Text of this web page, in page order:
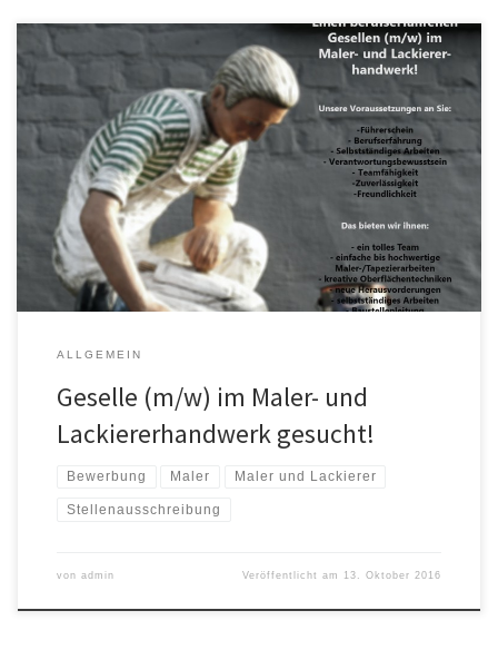
Wir suchen, ab sofort, einen berufserfahrenen Gesellen (m/w)
im Maler- und Lackiererhandwerk! Unsere Voraussetzungen an Sie
sind: Führerschein Berufserfahrung Selbstständiges Arbeiten
Verantwortungsbewusstsein Teamfähigkeit Zuverlässigkeit
Freundlichkeit Das bieten wir ihnen in unserem Betrieb: fachliches
Know-How seit 5 Generationen ein tolles Team Baustellenleitung
selbstständiges Arbeiten einfache bis hochwertige Maler/- […]
ALLGEMEIN
Geselle (m/w) im Maler- und
Lackiererhandwerk gesucht!
Bewerbung Maler Maler und Lackierer
Stellenausschreibung
von admin Veröffentlicht am 13. Oktober 2016